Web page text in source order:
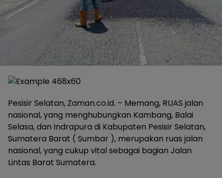
Pesisir Selatan, Zaman.co.id. – Memang, RUAS jalan
nasional, yang menghubungkan Kambang, Balai
Selasa, dan Indrapura di Kabupaten Pesisir Selatan,
Sumatera Barat ( Sumbar ), merupakan ruas jalan
nasional, yang cukup vital sebagai bagian Jalan
Lintas Barat Sumatera.